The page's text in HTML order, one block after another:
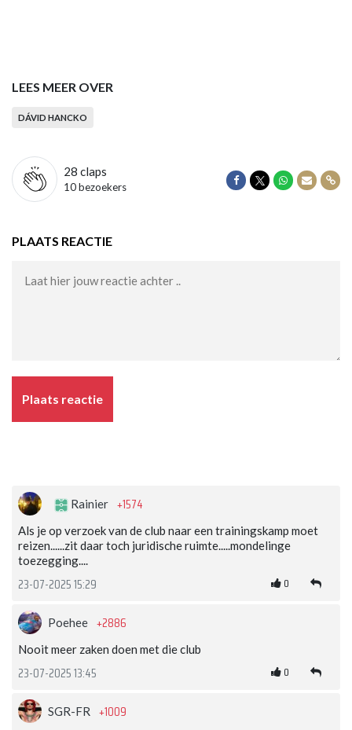
LEES MEER OVER
DÁVID HANCKO
28 claps
10 bezoekers
Delen op Facebook
Delen op Twitter
Delen op
Delen
PLAATS REACTIE
Plaats reactie
Rainier +1574
Als je op verzoek van de club naar een trainingskamp moet
reizen......zit daar toch juridische ruimte.....mondelinge
toezegging....
23-07-2025 15:29 0
Poehee +2886
Nooit meer zaken doen met die club
23-07-2025 13:45 0
SGR-FR +1009